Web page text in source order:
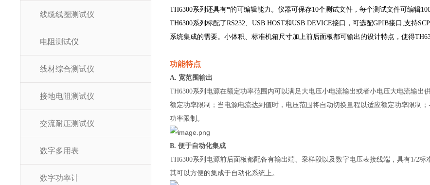
线缆线圈测试仪
电阻测试仪
线材综合测试仪
接地电阻测试仪
交流耐压测试仪
数字多用表
数字功率计
TH6300系列还具有*的可编辑能力。仪器可保存10个测试文件，每个测试文件可编辑
TH6300系列标配了RS232、USB HOST和USB DEVICE接口，可选配GPIB接口,支持
系统集成的需要。小体积、标准机箱尺寸加上前后面板都可输出的设计特点，使得
功能特点
A. 宽范围输出
TH6300系列电源在额定功率范围内可以满足大电压小电流输出或者小电压大电流输
额定功率限制；当电源电流达到值时，电压范围将自动切换量程以适应额定功率限制
功率限制。
B. 便于自动化集成
TH6300系列电源前后面板都配备有输出端、采样段以及数字电压表接线端，具有1/2
其可以方便的集成于自动化系统上。